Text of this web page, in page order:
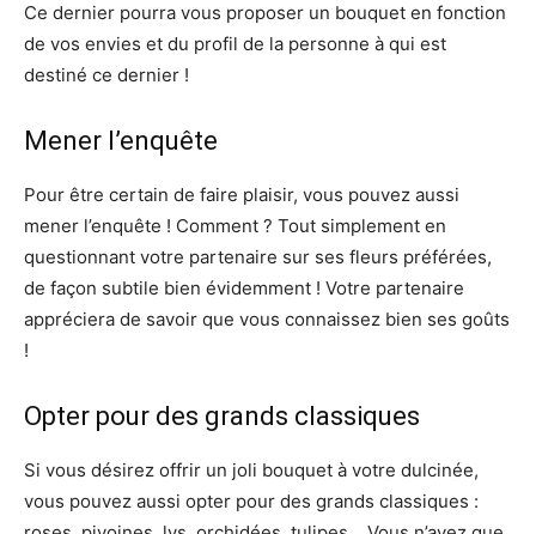
Ce dernier pourra vous proposer un bouquet en fonction
de vos envies et du profil de la personne à qui est
destiné ce dernier !
Mener l’enquête
Pour être certain de faire plaisir, vous pouvez aussi
mener l’enquête ! Comment ? Tout simplement en
questionnant votre partenaire sur ses fleurs préférées,
de façon subtile bien évidemment ! Votre partenaire
appréciera de savoir que vous connaissez bien ses goûts
!
Opter pour des grands classiques
Si vous désirez offrir un joli bouquet à votre dulcinée,
vous pouvez aussi opter pour des grands classiques :